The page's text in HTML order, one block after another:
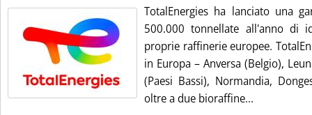
TotalEnergies ha lanciato una
500.000 tonnellate all'anno di
proprie raffinerie europee.
in Europa – Anversa (Belgio),
(Paesi Bassi), Normandia,
oltre a due bioraffine...